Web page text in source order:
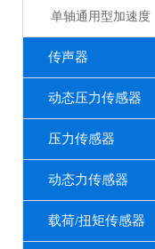
单轴通用型加速度
传声器
动态压力传感器
压力传感器
动态力传感器
载荷/扭矩传感器